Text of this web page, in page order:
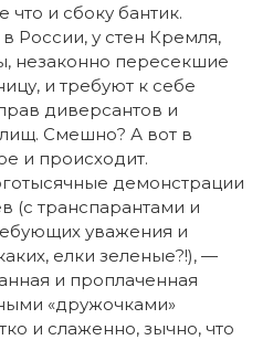
и сбоку бантик.
России, у стен Кремля,
незаконно пересекшие
и требуют к себе
диверсантов и
Смешно? А вот в
и происходит.
демонстрации
(с транспарантами и
уважения и
елки зеленые?!), —
и проплаченная
«дружочками»
и слаженно, зычно, что